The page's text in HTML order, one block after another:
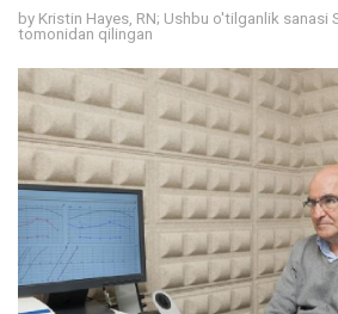
by Kristin Hayes, RN; Ushbu o'tilganlik sanasi
tomonidan qilingan